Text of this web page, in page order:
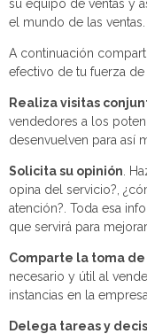
su equipo de ventas y
el mundo de las ventas.
A continuación
efectivo de tu fuerza de
Realiza visitas
vendedores a los
desenvuelven para así
Solicita su opinión .
opina del servicio?,
atención?. Toda esa
que servirá para
Comparte la toma
necesario y útil al
instancias en la
Delega tareas y